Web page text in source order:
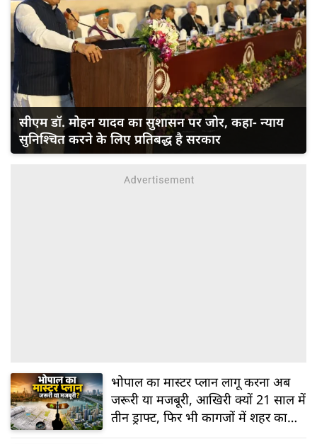
सीएम डॉ. मोहन यादव का सुशासन पर जोर, कहा- न्याय
सुनिश्चित करने के लिए प्रतिबद्ध है सरकार
भोपाल का मास्टर प्लान लागू करना अब
जरूरी या मजबूरी, आखिरी क्यों 21 साल में
तीन ड्राफ्ट, फिर भी कागजों में शहर का
भविष्य?